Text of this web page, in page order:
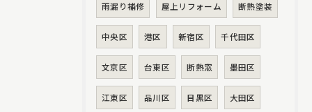
雨漏り補修 屋上リフォーム 断熱塗装
中央区 港区 新宿区 千代田区
文京区 台東区 断熱窓 墨田区
江東区 品川区 目黒区 大田区